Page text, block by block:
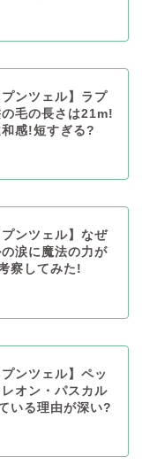
プンツェル】ラプ
毛の長さは21m!
感!短すぎる?
プンツェル】なぜ
涙に魔法の力が
察してみた!
プンツェル】ペッ
レオン・パスカル
いる理由が深い?